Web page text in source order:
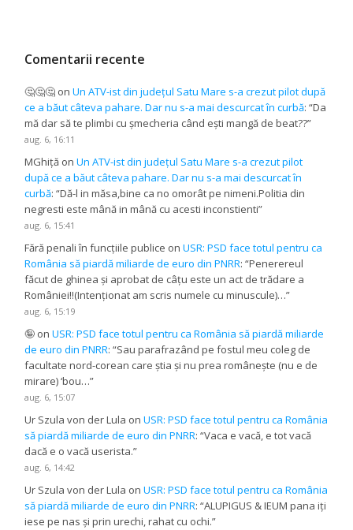
Comentarii recente
🤔🤔🤔 onUn ATV-ist din județul Satu Mare s-a crezut pilot după
ce a băut câteva pahare. Dar nu s-a mai descurcat în curbă: “Da
mă dar să te plimbi cu șmecheria când ești mangă de beat??”
aug. 6, 16:11
MGhiță onUn ATV-ist din județul Satu Mare s-a crezut pilot
după ce a băut câteva pahare. Dar nu s-a mai descurcat în
curbă: “Dă-l in măsa,bine ca no omorât pe nimeni.Politia din
negresti este mână in mână cu acesti inconstienti”
aug. 6, 15:41
Fără penali în funcțiile publice onUSR: PSD face totul pentru ca
România să piardă miliarde de euro din PNRR: “Penerereul
făcut de ghinea și aprobat de câțu este un act de trădare a
României!!(Intenționat am scris numele cu minuscule)…”
aug. 6, 15:19
🤪 onUSR: PSD face totul pentru ca România să piardă miliarde
de euro din PNRR: “Sau parafrazând pe fostul meu coleg de
facultate nord-corean care știa și nu prea românește (nu e de
mirare) ‘bou…”
aug. 6, 15:07
Ur Szula von der Lula onUSR: PSD face totul pentru ca România
să piardă miliarde de euro din PNRR: “Vaca e vacă, e tot vacă
dacă e o vacă userista.”
aug. 6, 14:42
Ur Szula von der Lula onUSR: PSD face totul pentru ca România
să piardă miliarde de euro din PNRR: “ALUPIGUS & IEUM pana iți
iese pe nas și prin urechi, rahat cu ochi.”